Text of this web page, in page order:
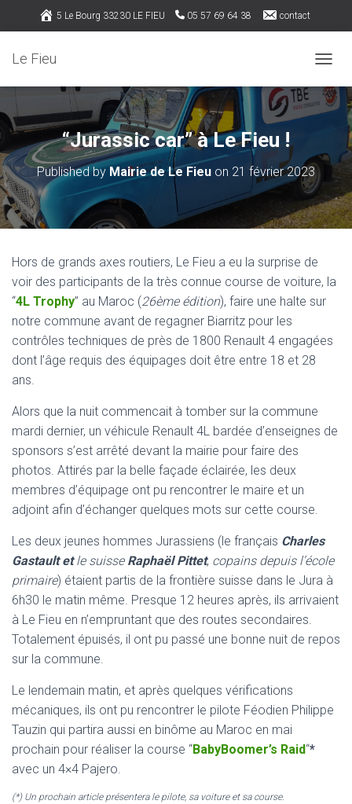
5 Le Bourg 33230 LE FIEU 05 57 69 64 38 contact
Le Fieu
“Jurassic car” à Le Fieu !
Published by Mairie de Le Fieu on 21 février 2023
Hors de grands axes routiers, Le Fieu a eu la surprise de
voir des participants de la très connue course de voiture, la
“4L Trophy” au Maroc (26ème édition), faire une halte sur
notre commune avant de regagner Biarritz pour les
contrôles techniques de près de 1800 Renault 4 engagées
dont l’âge requis des équipages doit être entre 18 et 28
ans.
Alors que la nuit commencait à tomber sur la commune
mardi dernier, un véhicule Renault 4L bardée d’enseignes de
sponsors s’est arrêté devant la mairie pour faire des
photos. Attirés par la belle façade éclairée, les deux
membres d’équipage ont pu rencontrer le maire et un
adjoint afin d’échanger quelques mots sur cette course.
Les deux jeunes hommes Jurassiens (le français Charles
Gastault etle suisseRaphaël Pittet, copains depuis l’école
primaire) étaient partis de la frontière suisse dans le Jura à
6h30 le matin même. Presque 12 heures après, ils arrivaient
à Le Fieu en n’empruntant que des routes secondaires.
Totalement épuisés, il ont pu passé une bonne nuit de repos
sur la commune.
Le lendemain matin, et après quelques vérifications
mécaniques, ils ont pu rencontrer le pilote Féodien Philippe
Tauzin qui partira aussi en binôme au Maroc en mai
prochain pour réaliser la course “BabyBoomer’s Raid“*
avec un 4×4 Pajero.
(*) Un prochain article présentera le pilote, sa voiture et sa course.